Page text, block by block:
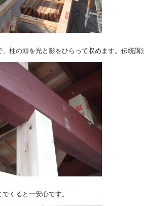
、柱の頭を光と影をひらって収めます。伝統講
くると一安心です。